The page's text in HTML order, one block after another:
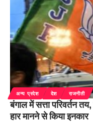
अन्य प्रदेश देश राजनीती
बंगाल में सत्ता परिवर्तन
हार मानने से किया इनकार